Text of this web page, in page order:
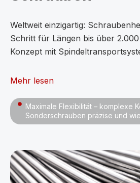
Weltweit einzigartig:
Schritt für Längen bis über
Konzept mit
Mehr lesen
Maximale Flexibilität – komplexe
Sonderschrauben präzise und